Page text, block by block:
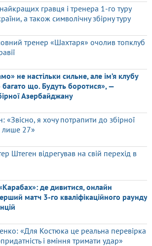
гравця і тренера 1-го туру
а також символічну збірну туру
тренер «Шахтаря» очолив топклуб
не настільки сильне, але ім’я клубу
багато що. Будуть боротися», —
Азербайджану
«Звісно, я хочу потрапити до збірної
лише 27»
Штеген відрегував на свій перехід в
де дивитися, онлайн
матч 3-го кваліфікаційного раунду
«Для Костюка це реальна перевірка
і вміння тримати удар»